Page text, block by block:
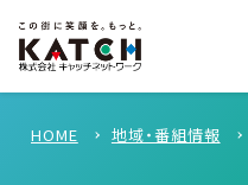
HOME 地域・番組情報